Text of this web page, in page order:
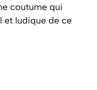
coutume qui
et ludique de ce